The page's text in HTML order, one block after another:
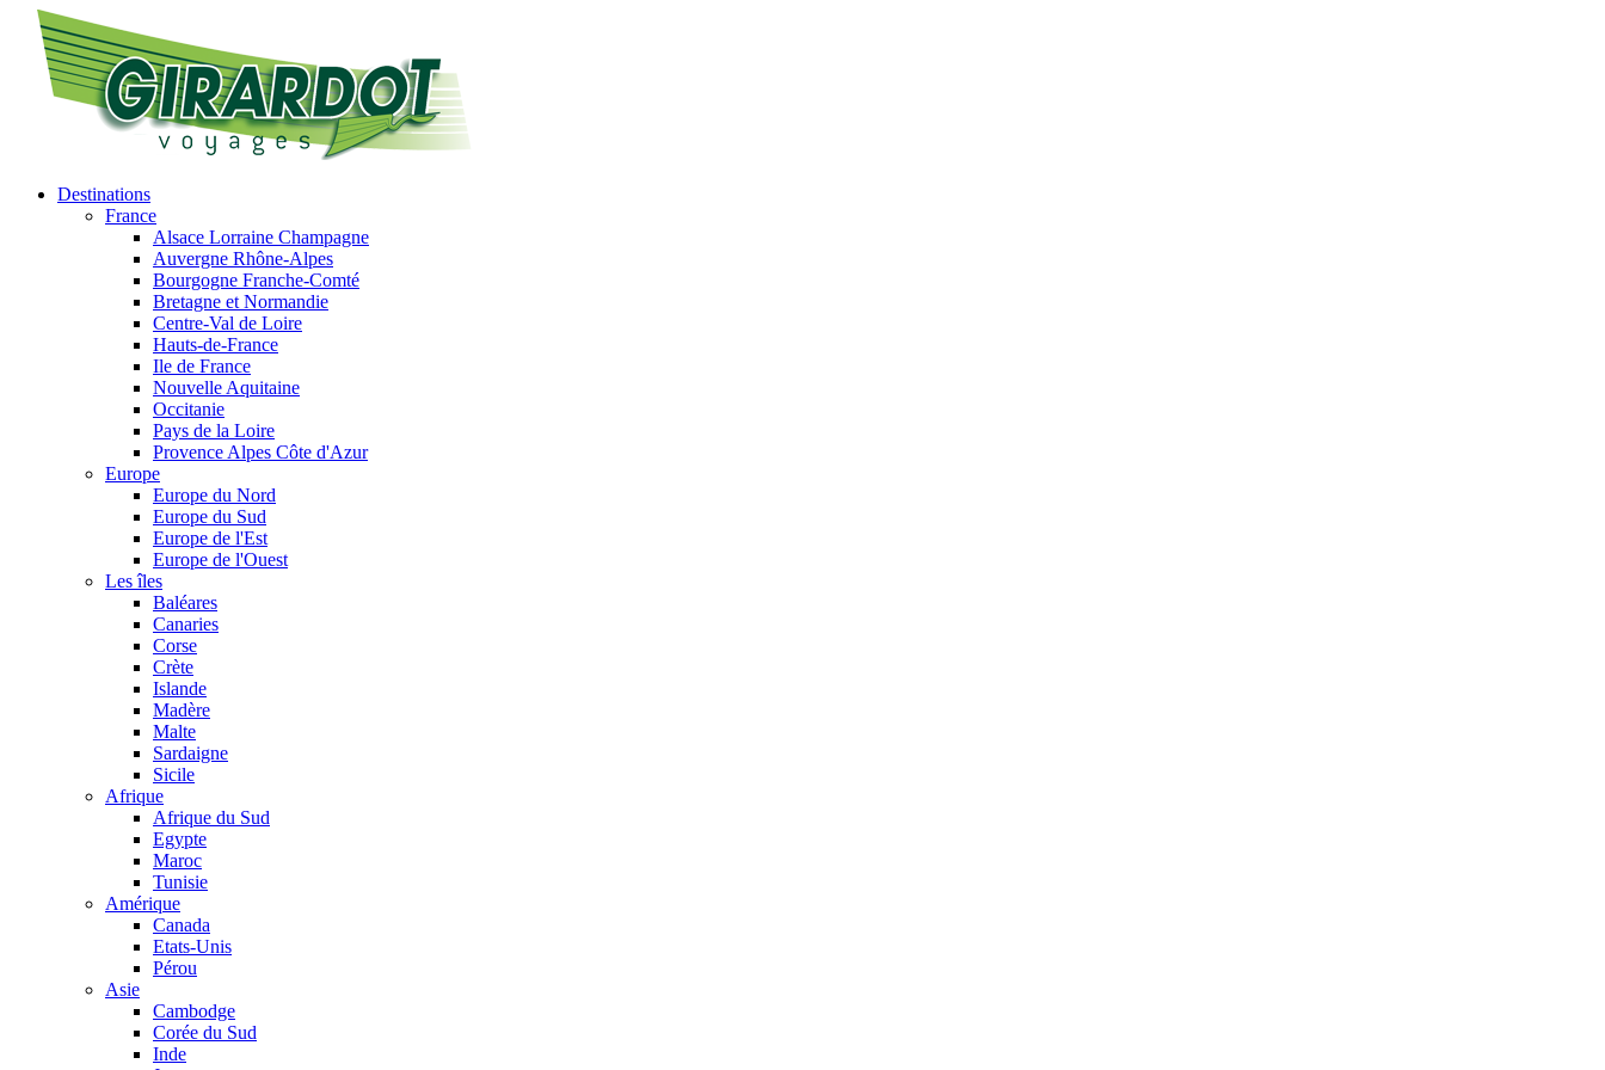
Destinations
France
Alsace Lorraine Champagne
Auvergne Rhône-Alpes
Bourgogne Franche-Comté
Bretagne et Normandie
Centre-Val de Loire
Hauts-de-France
Ile de France
Nouvelle Aquitaine
Occitanie
Pays de la Loire
Provence Alpes Côte d'Azur
Europe
Europe du Nord
Europe du Sud
Europe de l'Est
Europe de l'Ouest
Les îles
Baléares
Canaries
Corse
Crète
Islande
Madère
Malte
Sardaigne
Sicile
Afrique
Afrique du Sud
Egypte
Maroc
Tunisie
Amérique
Canada
Etats-Unis
Pérou
Asie
Cambodge
Corée du Sud
Inde